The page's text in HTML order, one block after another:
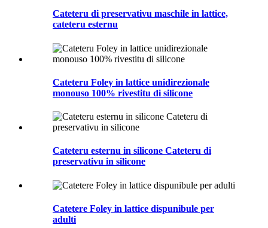
Cateteru di preservativu maschile in lattice,
cateteru esternu
Cateteru Foley in lattice unidirezionale
monouso 100% rivestitu di silicone
Cateteru esternu in silicone Cateteru di
preservativu in silicone
Catetere Foley in lattice dispunibule per
adulti